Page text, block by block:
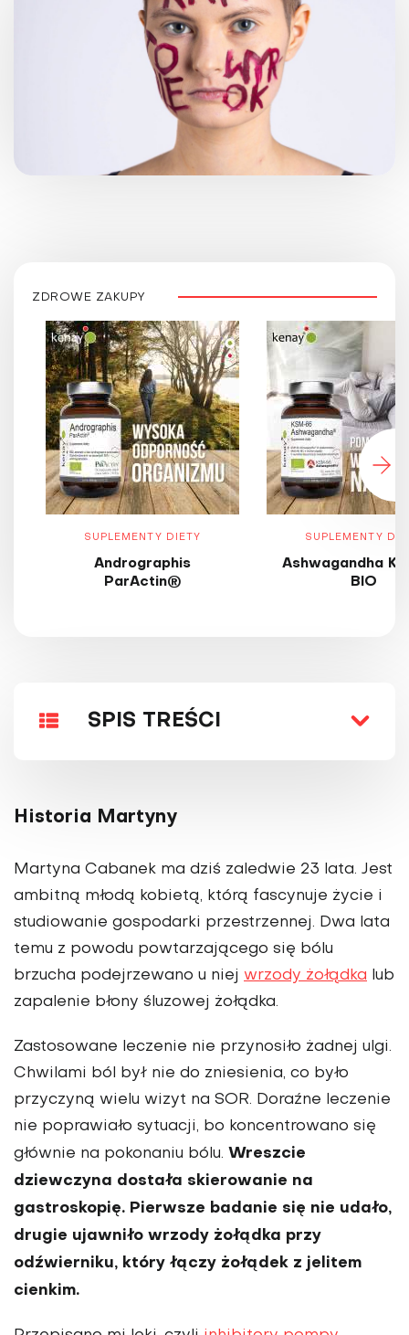
ZDROWE ZAKUPY
SUPLEMENTY DIETY
Andrographis
ParActin®
SUPLEMENTY
Ashwagandha
BIO
SPIS TREŚCI
Historia Martyny
Martyna Cabanek ma dziś zaledwie 23 lata. Jest
ambitną młodą kobietą, którą fascynuje życie i
studiowanie gospodarki przestrzennej. Dwa lata
temu z powodu powtarzającego się bólu
brzucha podejrzewano u niej wrzody żołądka lub
zapalenie błony śluzowej żołądka.
Zastosowane leczenie nie przynosiło żadnej ulgi.
Chwilami ból był nie do zniesienia, co było
przyczyną wielu wizyt na SOR. Doraźne leczenie
nie poprawiało sytuacji, bo koncentrowano się
głównie na pokonaniu bólu. Wreszcie
dziewczyna dostała skierowanie na
gastroskopię. Pierwsze badanie się nie udało,
drugie ujawniło wrzody żołądka przy
odźwierniku, który łączy żołądek z jelitem
cienkim.